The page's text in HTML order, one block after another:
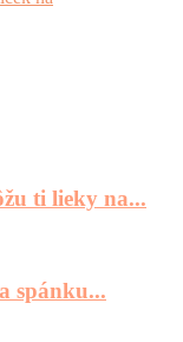
ti lieky na...
spánku...